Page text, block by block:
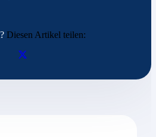
Diesen Artikel teilen: